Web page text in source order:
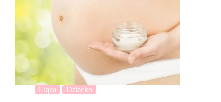
Ciąża Dziecko